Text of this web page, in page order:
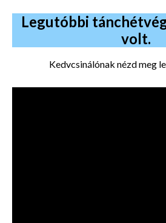
Legutóbbi
volt.
Kedvcsinálónak nézd meg